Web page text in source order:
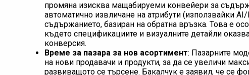
промяна изисква мащабируеми конвейери за
автоматично извличане на атрибути (използвайки
съдържанието, базиран на обратна връзка. Това е
където спецификациите и визуалните детайли
конверсия.
Време за пазара за нов асортимент: Пазарните
на нови продавачи и продукти, за да се увеличи
развиващото се търсене. Бакалчук е заявил, че се